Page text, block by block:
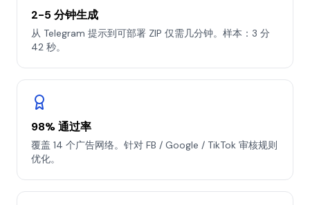
2-5 分钟生成
从 Telegram 提示到可部署 ZIP 仅需几分钟。样本：3 分
42 秒。
98% 通过率
覆盖 14 个广告网络。针对 FB / Google / TikTok 审核规则
优化。